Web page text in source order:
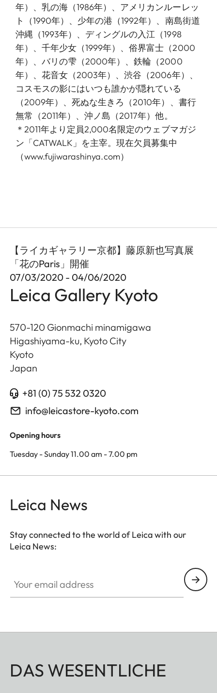
年）、乳の海（1986年）、アメリカンルーレッ
ト（1990年）、少年の港（1992年）、南島街道
沖縄（1993年）、ディングルの入江（1998
年）、千年少女（1999年）、俗界富士（2000
年）、バリの雫（2000年）、鉄輪（2000
年）、花音女（2003年）、渋谷（2006年）、
コスモスの影にはいつも誰かが隠れている
（2009年）、死ぬな生きろ（2010年）、書行
無常（2011年）、沖ノ島（2017年）他。
＊2011年より定員2,000名限定のウェブマガジ
ン「CATWALK」を主宰。現在欠員募集中
（www.fujiwarashinya.com）
【ライカギャラリー京都】藤原新也写真展
「花のParis」開催
07/03/2020 - 04/06/2020
Leica Gallery Kyoto
570-120 Gionmachi minamigawa
Higashiyama-ku, Kyoto City
Kyoto
Japan
+81 (0) 75 532 0320
info@leicastore-kyoto.com
Opening hours
Tuesday - Sunday 11.00 am - 7.00 pm
Leica News
Stay connected to the world of Leica with our
Leica News:
DAS WESENTLICHE